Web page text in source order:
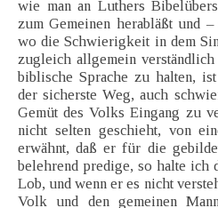
wie man an Luthers
zum Gemeinen herabläßt und
wo die Schwierigkeit in dem
zugleich allgemein
biblische Sprache zu halten,
der sicherste Weg, auch
Gemüt des Volks Eingang zu
nicht selten geschieht, von
erwähnt, daß er für die
belehrend predige, so halte ich
Lob, und wenn er es nicht
Volk und den gemeinen